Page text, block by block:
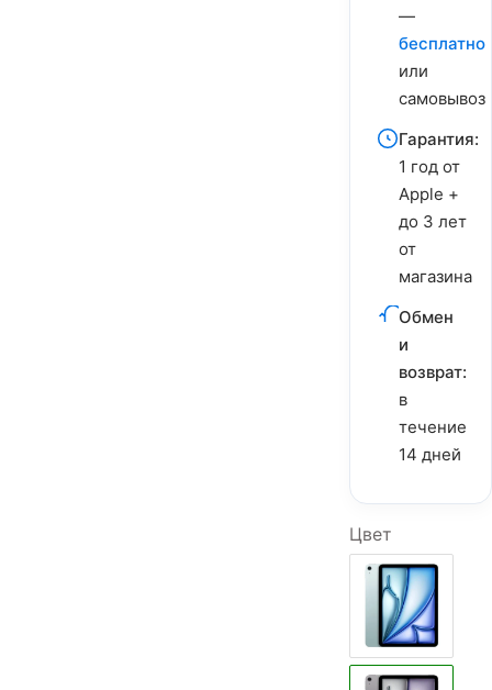
—
бесплатно
или
самовывоз
Гарантия:
1 год от
Apple +
до 3 лет
от
магазина
Обмен
и
возврат:
в
течение
14 дней
Цвет